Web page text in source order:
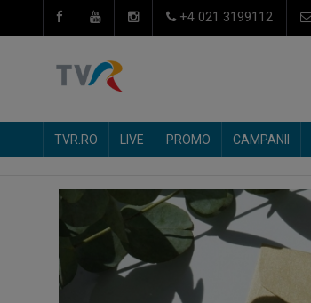
+4 021 3199112
TVR.RO LIVE PROMO CAMPANII